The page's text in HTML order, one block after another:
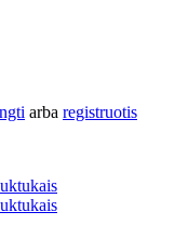
arba registruotis